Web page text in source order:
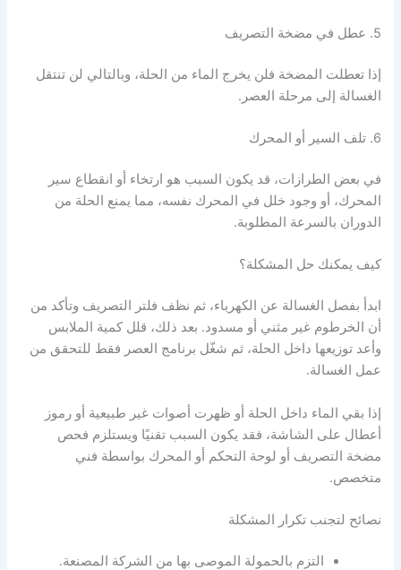
5. عطل في مضخة التصريف
إذا تعطلت المضخة فلن يخرج الماء من الحلة، وبالتالي لن تنتقل
الغسالة إلى مرحلة العصر.
6. تلف السير أو المحرك
في بعض الطرازات، قد يكون السبب هو ارتخاء أو انقطاع سير
المحرك، أو وجود خلل في المحرك نفسه، مما يمنع الحلة من
الدوران بالسرعة المطلوبة.
كيف يمكنك حل المشكلة؟
ابدأ بفصل الغسالة عن الكهرباء، ثم نظف فلتر التصريف وتأكد من
أن الخرطوم غير مثني أو مسدود. بعد ذلك، قلل كمية الملابس
وأعد توزيعها داخل الحلة، ثم شغّل برنامج العصر فقط للتحقق من
عمل الغسالة.
إذا بقي الماء داخل الحلة أو ظهرت أصوات غير طبيعية أو رموز
أعطال على الشاشة، فقد يكون السبب تقنيًا ويستلزم فحص
مضخة التصريف أو لوحة التحكم أو المحرك بواسطة فني
متخصص.
نصائح لتجنب تكرار المشكلة
التزم بالحمولة الموصى بها من الشركة المصنعة.